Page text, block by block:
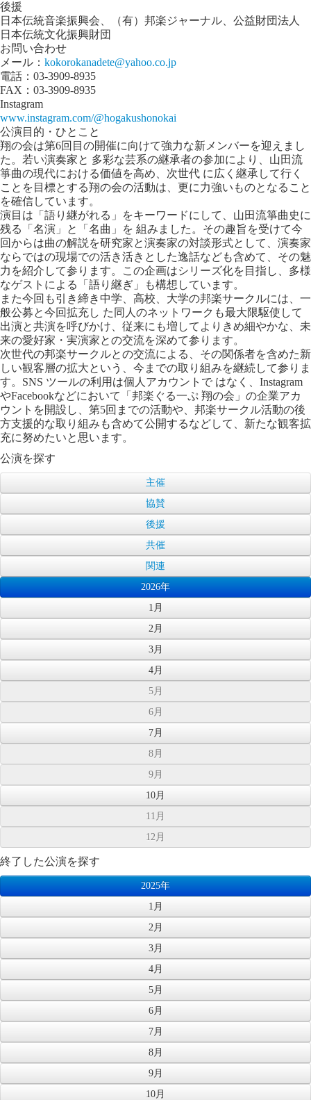
後援
日本伝統音楽振興会、（有）邦楽ジャーナル、公益財団法人
日本伝統文化振興財団
お問い合わせ
メール： kokorokanadete@yahoo.co.jp
電話：03-3909-8935
FAX：03-3909-8935
Instagram
www.instagram.com/@hogakushonokai
公演目的・ひとこと
翔の会は第6回目の開催に向けて強力な新メンバーを迎えまし
た。若い演奏家と 多彩な芸系の継承者の参加により、山田流
箏曲の現代における価値を高め、次世代 に広く継承して行く
ことを目標とする翔の会の活動は、更に力強いものとなること
を確信しています。
演目は「語り継がれる」をキーワードにして、山田流箏曲史に
残る「名演」と「名曲」を 組みました。その趣旨を受けて今
回からは曲の解説を研究家と演奏家の対談形式として、演奏家
ならではの現場での活き活きとした逸話なども含めて、その魅
力を紹介して参ります。この企画はシリーズ化を目指し、多様
なゲストによる「語り継ぎ」も構想しています。
また今回も引き締き中学、高校、大学の邦楽サークルには、一
般公募と今回拡充し た同人のネットワークも最大限駆使して
出演と共演を呼びかけ、従来にも増してよりきめ細やかな、未
来の愛好家・実演家との交流を深めて参ります。
次世代の邦楽サークルとの交流による、その関係者を含めた新
しい観客層の拡大という、今までの取り組みを継続して参りま
す。SNS ツールの利用は個人アカウントで はなく、Instagram
やFacebookなどにおいて「邦楽ぐる一ぷ 翔の会」の企業アカ
ウントを開設し、第5回までの活動や、邦楽サークル活動の後
方支援的な取り組みも含めて公開するなどして、新たな観客拡
充に努めたいと思います。
公演を探す
主催
協賛
後援
共催
関連
2026年
1月
2月
3月
4月
5月
6月
7月
8月
9月
10月
11月
12月
終了した公演を探す
2025年
1月
2月
3月
4月
5月
6月
7月
8月
9月
10月